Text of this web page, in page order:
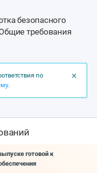
безопасного
требования
×
по
.
готовой к